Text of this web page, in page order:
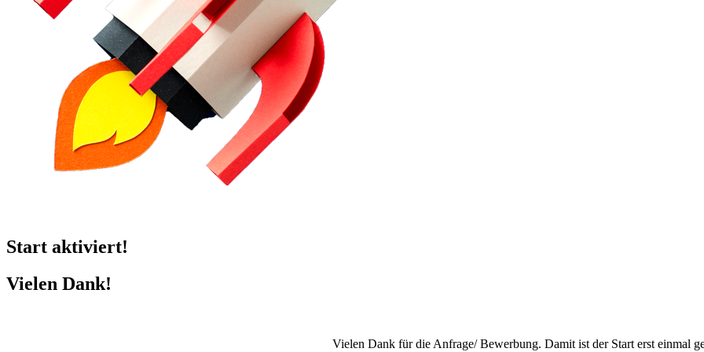
Start aktiviert!
Vielen Dank!
Vielen Dank für die Anfrage/ Bewerbung. Damit ist der Start erst einmal